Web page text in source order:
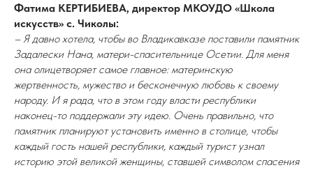
Фатима КЕРТИБИЕВА, директор МКОУДО «Школа
искусств» с. Чиколы:
– Я давно хотела, чтобы во Владикавказе поставили памятник
Задалески Нана, матери-спасительнице Осетии. Для меня
она олицетворяет самое главное: материнскую
жертвенность, мужество и бесконечную любовь к своему
народу. И я рада, что в этом году власти республики
наконец-то поддержали эту идею. Очень правильно, что
памятник планируют установить именно в столице, чтобы
каждый гость нашей республики, каждый турист узнал
историю этой великой женщины, ставшей символом спасения